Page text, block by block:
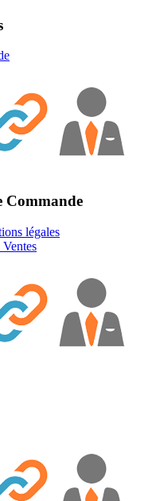
Commande
légales